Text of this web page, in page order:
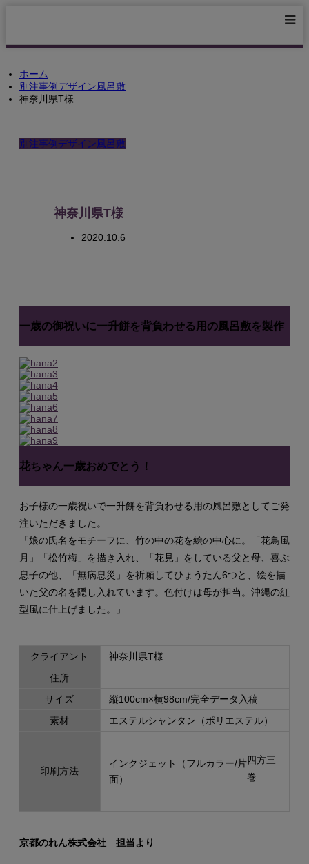
ホーム
別注事例デザイン風呂敷
神奈川県T様
別注事例デザイン風呂敷
神奈川県T様
2020.10.6
一歳の御祝いに一升餅を背負わせる用の風呂敷を製作
花ちゃん一歳おめでとう！
お子様の一歳祝いで一升餅を背負わせる用の風呂敷としてご発
注いただきました。
「娘の氏名をモチーフに、竹の中の花を絵の中心に。「花鳥風
月」「松竹梅」を描き入れ、「花見」をしている父と母、喜ぶ
息子の他、「無病息災」を祈願してひょうたん6つと、絵を描
いた父の名を隠し入れています。色付けは母が担当。沖縄の紅
型風に仕上げました。」
クライアント
神奈川県T様
関連リンク
住所
電話番号
サイズ
縦100cm×横98cm/完全データ入稿
素材
エステルシャンタン（ポリエステル）
印刷方法
インクジェット（フルカラー/片
面）
四方三
巻
京都のれん株式会社 担当より